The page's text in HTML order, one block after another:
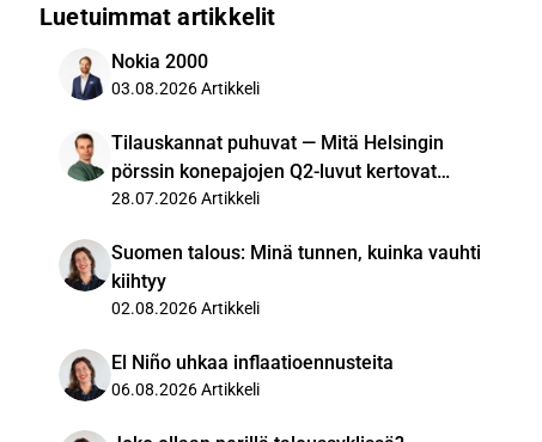
Luetuimmat artikkelit
Nokia 2000
03.08.2026Artikkeli
Tilauskannat puhuvat — Mitä Helsingin
pörssin konepajojen Q2-luvut kertovat
kysynnästä?
28.07.2026Artikkeli
Suomen talous: Minä tunnen, kuinka vauhti
kiihtyy
02.08.2026Artikkeli
El Niño uhkaa inflaatioennusteita
06.08.2026Artikkeli